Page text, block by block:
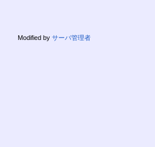
Modified by サーバ管理者